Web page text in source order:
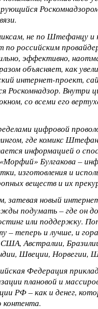
не по Штефанцу
по российским
эффективно,
объясняет, как
интернет-проект,
Роскомнадзор. Внутри
со всеми его
цифровой
где комикс
информацией о
Булгакова –
изготовления и
веществ и их
затевая новый
подумать – где он
или поддержку.
– теперь и лучше, и
Австралии,
Швеции, Норвегии,
Федерация
плановой и
РФ – как и денег,
контента.